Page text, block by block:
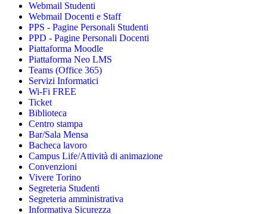
Webmail Studenti
Webmail Docenti e Staff
PPS - Pagine Personali Studenti
PPD - Pagine Personali Docenti
Piattaforma Moodle
Piattaforma Neo LMS
Teams (Office 365)
Servizi Informatici
Wi-Fi FREE
Ticket
Biblioteca
Centro stampa
Bar/Sala Mensa
Bacheca lavoro
Campus Life/Attività di animazione
Convenzioni
Vivere Torino
Segreteria Studenti
Segreteria amministrativa
Informativa Sicurezza